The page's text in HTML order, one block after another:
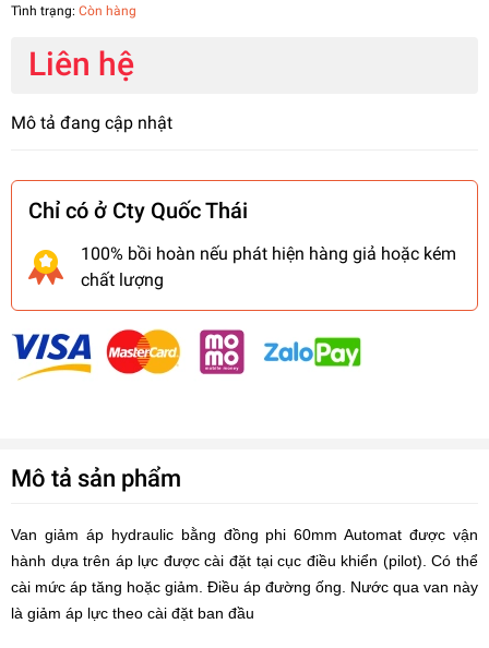
Tình trạng: Còn hàng
Liên hệ
Mô tả đang cập nhật
Chỉ có ở Cty Quốc Thái
100% bồi hoàn nếu phát hiện hàng giả hoặc kém
chất lượng
Mô tả sản phẩm
Van giảm áp hydraulic bằng đồng phi 60mm Automat được vận
hành dựa trên áp lực được cài đặt tại cục điều khiển (pilot). Có thể
cài mức áp tăng hoặc giảm. Điều áp đường ống. Nước qua van này
là giảm áp lực theo cài đặt ban đầu